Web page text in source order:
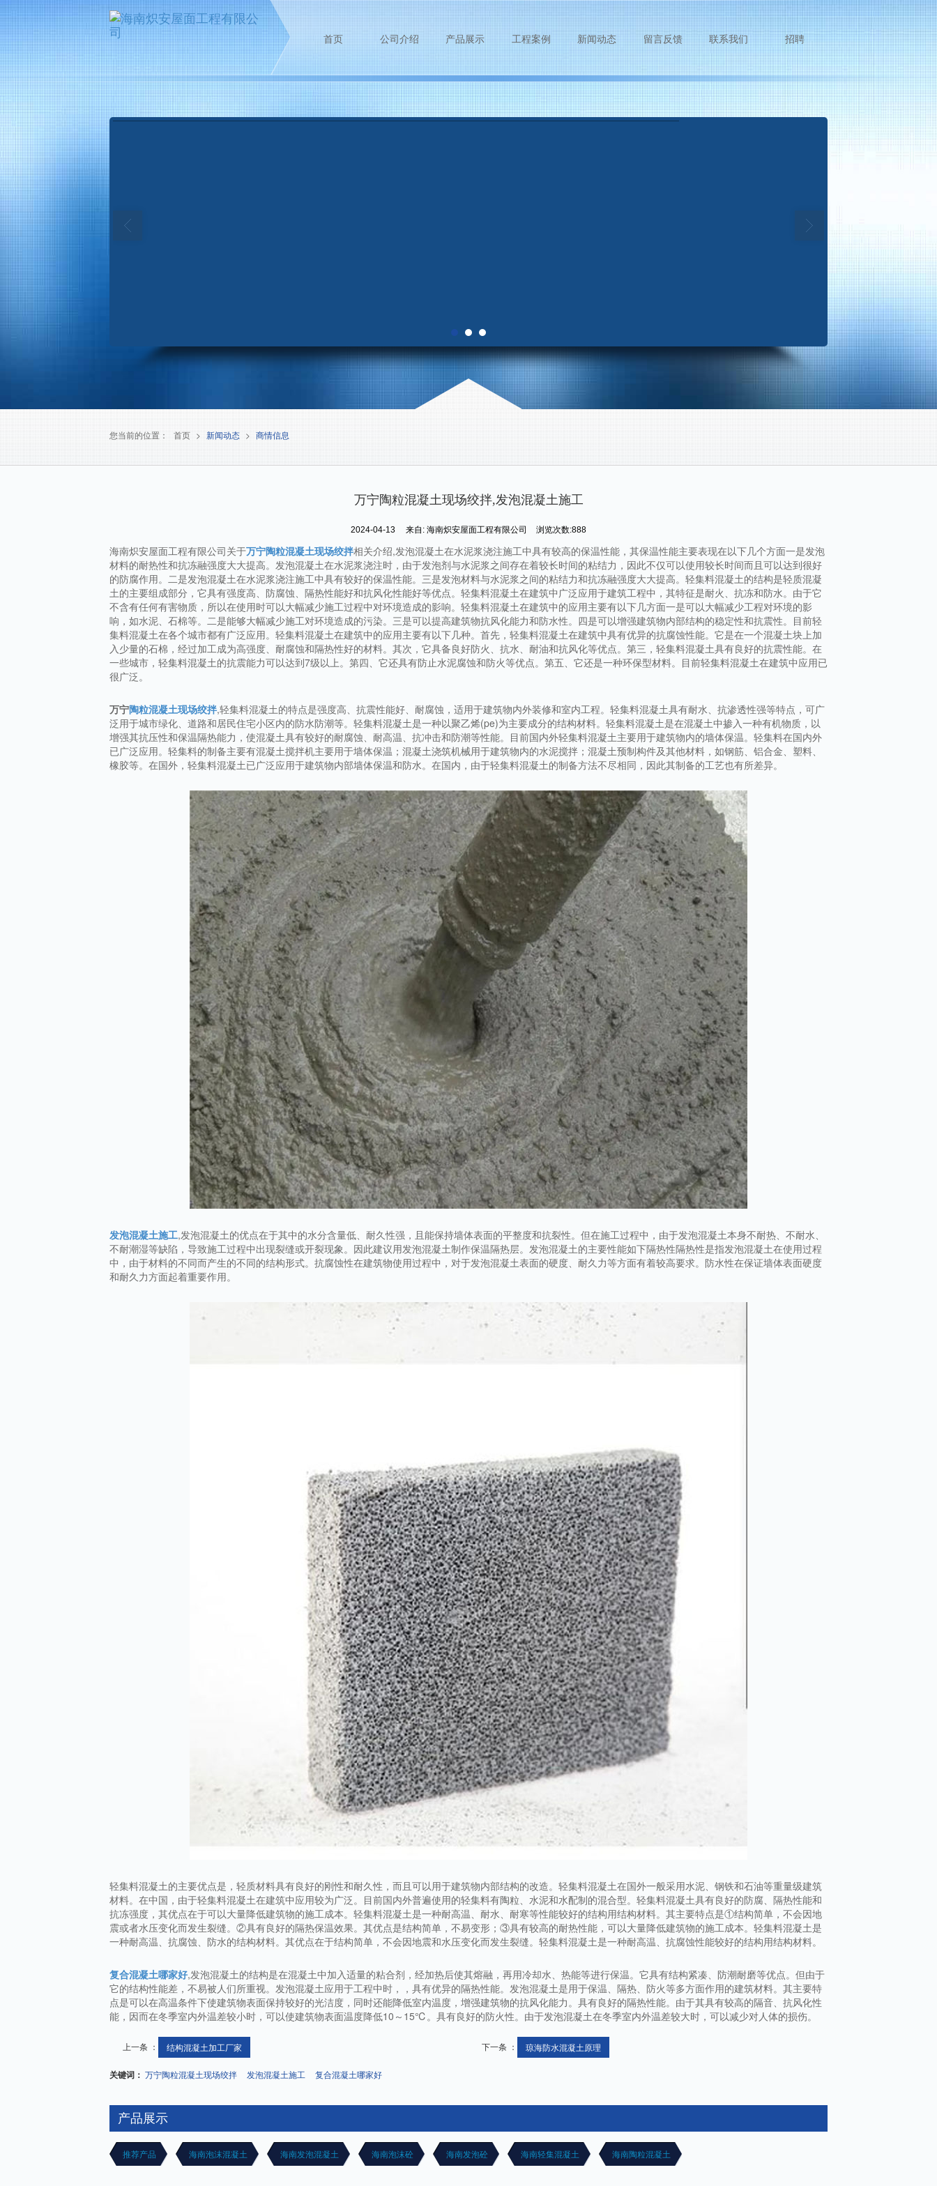
首页 公司介绍 产品展示 工程案例 新闻动态 留言反馈 联系我们 招聘
您当前的位置： 首页 > 新闻动态 > 商情信息
万宁陶粒混凝土现场绞拌,发泡混凝土施工
2024-04-13 来自: 海南炽安屋面工程有限公司 浏览次数:888
海南炽安屋面工程有限公司关于万宁陶粒混凝土现场绞拌相关介绍,发泡混凝土在水泥浆浇注施工中具有较高的保温性能，其保温性能主要表现在以下几个方面一是发泡
材料的耐热性和抗冻融强度大大提高。发泡混凝土在水泥浆浇注时，由于发泡剂与水泥浆之间存在着较长时间的粘结力，因此不仅可以使用较长时间而且可以达到很好
的防腐作用。二是发泡混凝土在水泥浆浇注施工中具有较好的保温性能。三是发泡材料与水泥浆之间的粘结力和抗冻融强度大大提高。轻集料混凝土的结构是轻质混凝
土的主要组成部分，它具有强度高、防腐蚀、隔热性能好和抗风化性能好等优点。轻集料混凝土在建筑中广泛应用于建筑工程中，其特征是耐火、抗冻和防水。由于它
不含有任何有害物质，所以在使用时可以大幅减少施工过程中对环境造成的影响。轻集料混凝土在建筑中的应用主要有以下几方面一是可以大幅减少工程对环境的影
响，如水泥、石棉等。二是能够大幅减少施工对环境造成的污染。三是可以提高建筑物抗风化能力和防水性。四是可以增强建筑物内部结构的稳定性和抗震性。目前轻
集料混凝土在各个城市都有广泛应用。轻集料混凝土在建筑中的应用主要有以下几种。首先，轻集料混凝土在建筑中具有优异的抗腐蚀性能。它是在一个混凝土块上加
入少量的石棉，经过加工成为高强度、耐腐蚀和隔热性好的材料。其次，它具备良好防火、抗水、耐油和抗风化等优点。第三，轻集料混凝土具有良好的抗震性能。在
一些城市，轻集料混凝土的抗震能力可以达到7级以上。第四、它还具有防止水泥腐蚀和防火等优点。第五、它还是一种环保型材料。目前轻集料混凝土在建筑中应用已
很广泛。
万宁陶粒混凝土现场绞拌,轻集料混凝土的特点是强度高、抗震性能好、耐腐蚀，适用于建筑物内外装修和室内工程。轻集料混凝土具有耐水、抗渗透性强等特点，可广
泛用于城市绿化、道路和居民住宅小区内的防水防潮等。轻集料混凝土是一种以聚乙烯(pe)为主要成分的结构材料。轻集料混凝土是在混凝土中掺入一种有机物质，以
增强其抗压性和保温隔热能力，使混凝土具有较好的耐腐蚀、耐高温、抗冲击和防潮等性能。目前国内外轻集料混凝土主要用于建筑物内的墙体保温。轻集料在国内外
已广泛应用。轻集料的制备主要有混凝土搅拌机主要用于墙体保温；混凝土浇筑机械用于建筑物内的水泥搅拌；混凝土预制构件及其他材料，如钢筋、铝合金、塑料、
橡胶等。在国外，轻集料混凝土已广泛应用于建筑物内部墙体保温和防水。在国内，由于轻集料混凝土的制备方法不尽相同，因此其制备的工艺也有所差异。
发泡混凝土施工,发泡混凝土的优点在于其中的水分含量低、耐久性强，且能保持墙体表面的平整度和抗裂性。但在施工过程中，由于发泡混凝土本身不耐热、不耐水、
不耐潮湿等缺陷，导致施工过程中出现裂缝或开裂现象。因此建议用发泡混凝土制作保温隔热层。发泡混凝土的主要性能如下隔热性隔热性是指发泡混凝土在使用过程
中，由于材料的不同而产生的不同的结构形式。抗腐蚀性在建筑物使用过程中，对于发泡混凝土表面的硬度、耐久力等方面有着较高要求。防水性在保证墙体表面硬度
和耐久力方面起着重要作用。
轻集料混凝土的主要优点是，轻质材料具有良好的刚性和耐久性，而且可以用于建筑物内部结构的改造。轻集料混凝土在国外一般采用水泥、钢铁和石油等重量级建筑
材料。在中国，由于轻集料混凝土在建筑中应用较为广泛。目前国内外普遍使用的轻集料有陶粒、水泥和水配制的混合型。轻集料混凝土具有良好的防腐、隔热性能和
抗冻强度，其优点在于可以大量降低建筑物的施工成本。轻集料混凝土是一种耐高温、耐水、耐寒等性能较好的结构用结构材料。其主要特点是①结构简单，不会因地
震或者水压变化而发生裂缝。②具有良好的隔热保温效果。其优点是结构简单，不易变形；③具有较高的耐热性能，可以大量降低建筑物的施工成本。轻集料混凝土是
一种耐高温、抗腐蚀、防水的结构材料。其优点在于结构简单，不会因地震和水压变化而发生裂缝。轻集料混凝土是一种耐高温、抗腐蚀性能较好的结构用结构材料。
复合混凝土哪家好,发泡混凝土的结构是在混凝土中加入适量的粘合剂，经加热后使其熔融，再用冷却水、热能等进行保温。它具有结构紧凑、防潮耐磨等优点。但由于
它的结构性能差，不易被人们所重视。发泡混凝土应用于工程中时，，具有优异的隔热性能。发泡混凝土是用于保温、隔热、防火等多方面作用的建筑材料。其主要特
点是可以在高温条件下使建筑物表面保持较好的光洁度，同时还能降低室内温度，增强建筑物的抗风化能力。具有良好的隔热性能。由于其具有较高的隔音、抗风化性
能，因而在冬季室内外温差较小时，可以使建筑物表面温度降低10～15℃。具有良好的防火性。由于发泡混凝土在冬季室内外温差较大时，可以减少对人体的损伤。
上一条 ： 结构混凝土加工厂家 下一条 ： 琼海防水混凝土原理
关键词： 万宁陶粒混凝土现场绞拌 发泡混凝土施工 复合混凝土哪家好
产品展示
推荐产品 海南泡沫混凝土 海南发泡混凝土 海南泡沫砼 海南发泡砼 海南轻集混凝土 海南陶粒混凝土